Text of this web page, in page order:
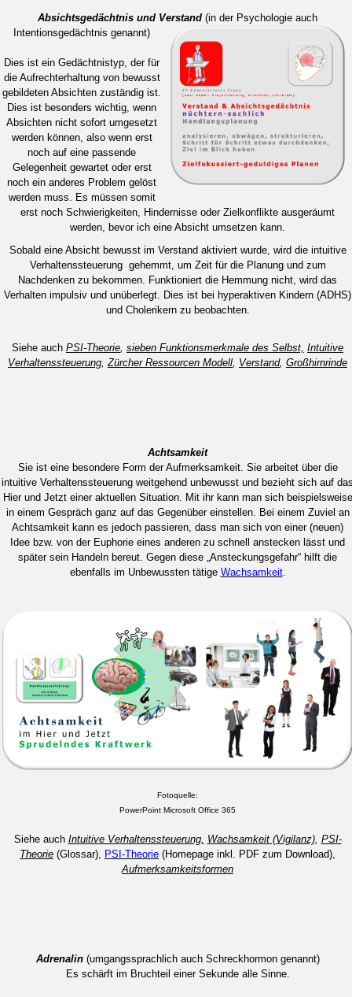
Absichtsgedächtnis und Verstand (in der Psychologie auch
Intentionsgedächtnis genannt)
Dies ist ein Gedächtnistyp, der für
die Aufrechterhaltung von bewusst
gebildeten Absichten zuständig ist.
Dies ist besonders wichtig, wenn
Absichten nicht sofort umgesetzt
werden können, also wenn erst
noch auf eine passende
Gelegenheit gewartet oder erst
noch ein anderes Problem gelöst
werden muss. Es müssen somit
erst noch Schwierigkeiten, Hindernisse oder Zielkonflikte ausgeräumt
werden, bevor ich eine Absicht umsetzen kann.
Sobald eine Absicht bewusst im Verstand aktiviert wurde, wird die intuitive
Verhaltenssteuerung gehemmt, um Zeit für die Planung und zum
Nachdenken zu bekommen. Funktioniert die Hemmung nicht, wird das
Verhalten impulsiv und unüberlegt. Dies ist bei hyperaktiven Kindern (ADHS)
und Cholerikern zu beobachten.
Siehe auch PSI-Theorie, sieben Funktionsmerkmale des Selbst, Intuitive
Verhaltenssteuerung,Zürcher Ressourcen Modell, Verstand, Großhirnrinde
Achtsamkeit
Sie ist eine besondere Form der Aufmerksamkeit. Sie arbeitet über die
intuitive Verhaltenssteuerung weitgehend unbewusst und bezieht sich auf
Hier und Jetzt einer aktuellen Situation. Mit ihr kann man sich beispielsweise
in einem Gespräch ganz auf das Gegenüber einstellen. Bei einem Zuviel an
Achtsamkeit kann es jedoch passieren, dass man sich von einer (neuen)
Idee bzw. von der Euphorie eines anderen zu schnell anstecken lässt und
später sein Handeln bereut. Gegen diese „Ansteckungsgefahr“ hilft die
ebenfalls im Unbewussten tätige Wachsamkeit.
Fotoquelle:
PowerPoint Microsoft Office 365
Siehe auch Intuitive Verhaltenssteuerung, Wachsamkeit (Vigilanz), PSI-
Theorie (Glossar), PSI-Theorie (Homepage inkl. PDF zum Download),
Aufmerksamkeitsformen
Adrenalin (umgangssprachlich auch Schreckhormon genannt)
Es schärft im Bruchteil einer Sekunde alle Sinne.